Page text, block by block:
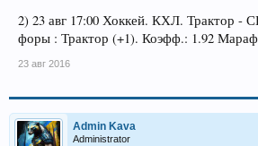
2) 23 авг 17:00 Хоккей. КХЛ. Трактор -
форы : Трактор (+1). Коэфф.: 1.92
23 авг 2016
Admin Kava
Administrator